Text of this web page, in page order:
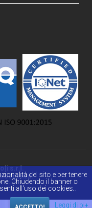
s.r.l.
del sito e per tenere
Chiudendo il banner o
all'uso dei cookies..
Leggi di pi+